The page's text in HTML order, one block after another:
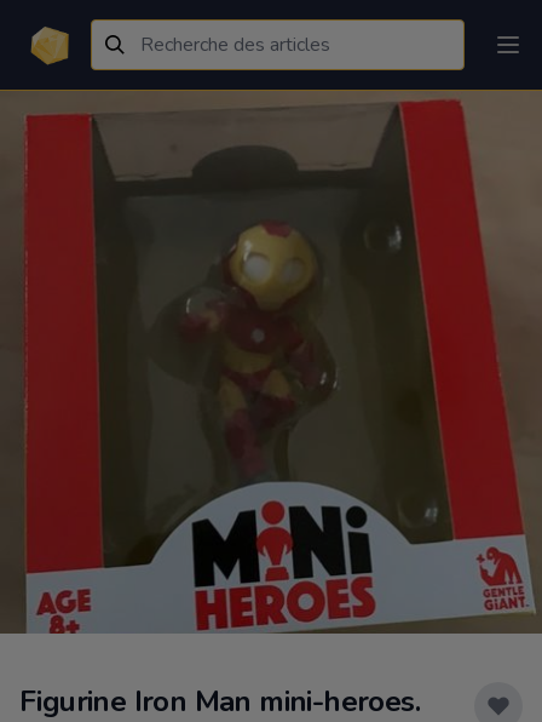
Figurine Iron Man mini-heroes.